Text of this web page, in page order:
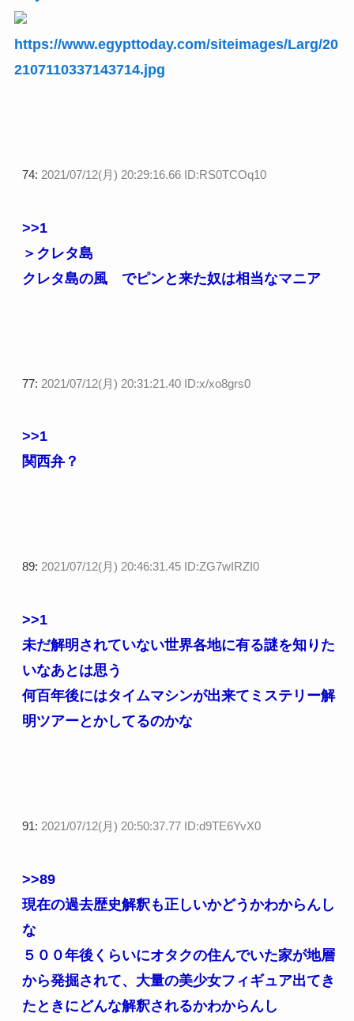
https://www.egypttoday.com/siteimages/Larg/20
2107110337143714.jpg
74: 2021/07/12(月) 20:29:16.66 ID:RS0TCOq10
>>1
＞クレタ島
クレタ島の風 でピンと来た奴は相当なマニア
77: 2021/07/12(月) 20:31:21.40 ID:x/xo8grs0
>>1
関西弁？
89: 2021/07/12(月) 20:46:31.45 ID:ZG7wIRZI0
>>1
未だ解明されていない世界各地に有る謎を知りた
いなあとは思う
何百年後にはタイムマシンが出来てミステリー解
明ツアーとかしてるのかな
91: 2021/07/12(月) 20:50:37.77 ID:d9TE6YvX0
>>89
現在の過去歴史解釈も正しいかどうかわからんし
な
５００年後くらいにオタクの住んでいた家が地層
から発掘されて、大量の美少女フィギュア出てき
たときにどんな解釈されるかわからんし